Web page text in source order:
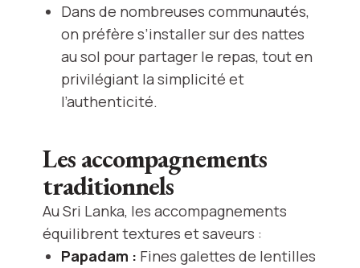
Dans de nombreuses communautés,
on préfère s’installer sur des nattes
au sol pour partager le repas, tout en
privilégiant la simplicité et
l’authenticité.
Les accompagnements
traditionnels
Au Sri Lanka, les accompagnements
équilibrent textures et saveurs :
Papadam : Fines galettes de lentilles